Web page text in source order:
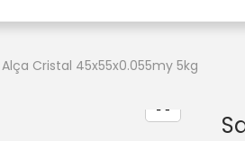
Cristal 45x55x0.055my 5kg